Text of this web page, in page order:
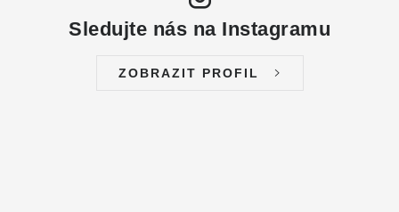
Sledujte nás na Instagramu
ZOBRAZIT PROFIL